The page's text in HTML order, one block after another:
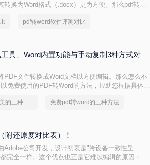
转换为Word格式（.docx）更为方便。那么pdf转换
pdf转word软件评测对比
具、Word内置功能与手动复制3种方式对
PDF文件转换成Word文档以方便编辑。那么怎么不
免费使用的PDF转Word的方法，帮助您根据具体需
pdf转word几乎完美的三种方式 免费pdf转word的三种方法
附还原度对比表）！
Adobe公司开发，设计初衷是"跨设备一致性呈
全一样。这个优点也正是它难以编辑的原因：